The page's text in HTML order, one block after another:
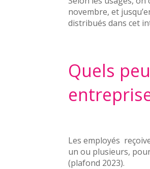
novembre, et
distribués dans cet
Quels
Les employés
un ou plusieurs,
(plafond 2023).